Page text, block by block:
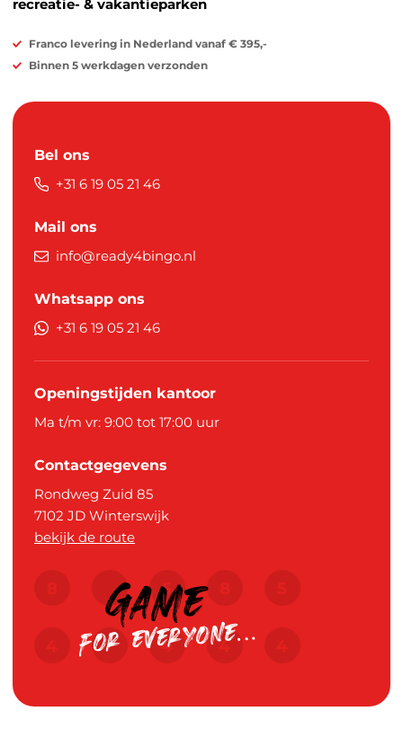
recreatie- & vakantieparken
Franco levering in Nederland vanaf € 395,-
Binnen 5 werkdagen verzonden
Bel ons
+31 6 19 05 21 46
Mail ons
info@ready4bingo.nl
Whatsapp ons
+31 6 19 05 21 46
Openingstijden kantoor
Ma t/m vr: 9:00 tot 17:00 uur
Contactgegevens
Rondweg Zuid 85
7102 JD Winterswijk
bekijk de route